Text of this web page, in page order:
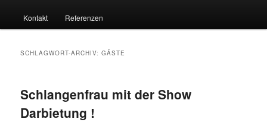
Kontakt Referenzen
SCHLAGWORT-ARCHIV:GÄSTE
Schlangenfrau mit der Show
Darbietung !